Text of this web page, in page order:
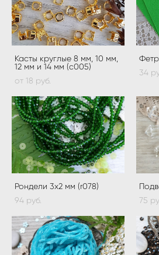
Касты круглые 8 мм, 10 мм,
12 мм и 14 мм (c005)
от 18 pуб.
Фетр
34
Рондели 3х2 мм (r078)
94 pуб.
75